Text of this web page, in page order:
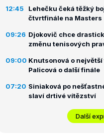
12:45
Lehečku čeká těžký
čtvrtfinále na Masters
09:26 Djokovič chce
změnu tenisových
09:00 Knutsonová o největší
Palicová o další finále
07:20 Siniaková po
slaví drtivé vítězství
Další